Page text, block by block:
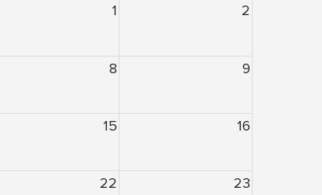
1 2
8 9
15 16
22 23